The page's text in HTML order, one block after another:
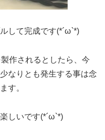
して完成です(*´ω`*)
作されるとしたら、今
なりとも発生する事は念
す。
楽しいです(*´ω`*)